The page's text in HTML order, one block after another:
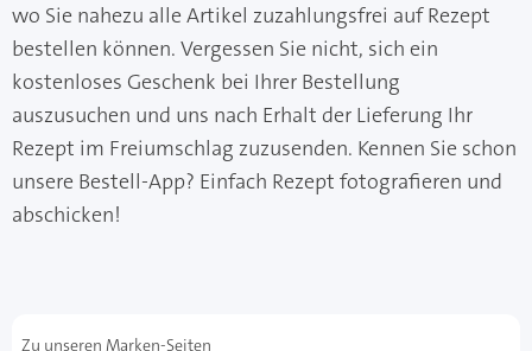
wo Sie nahezu alle Artikel zuzahlungsfrei auf Rezept
bestellen können. Vergessen Sie nicht, sich ein
kostenloses Geschenk bei Ihrer Bestellung
auszusuchen und uns nach Erhalt der Lieferung Ihr
Rezept im Freiumschlag zuzusenden. Kennen Sie schon
unsere Bestell-App? Einfach Rezept fotografieren und
abschicken!
Zu unseren Marken-Seiten